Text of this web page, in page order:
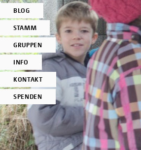
BLOG
STAMM
GRUPPEN
INFO
KONTAKT
SPENDEN